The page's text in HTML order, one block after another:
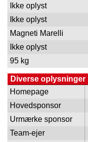
Ikke oplyst
Ikke oplyst
Magneti Marelli
Ikke oplyst
95 kg
Diverse oplysninger
Homepage
Hovedsponsor
Urmærke sponsor
Team-ejer